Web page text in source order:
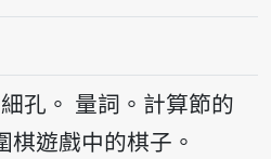
放音讀ba̍k
細孔。 量詞。計算節的
棋遊戲中的棋子。